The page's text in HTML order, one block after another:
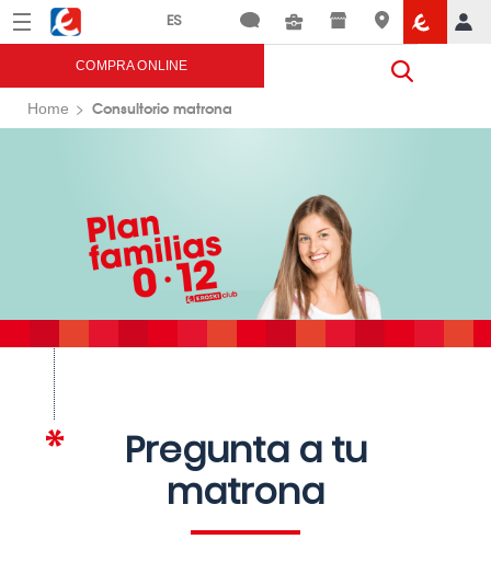
Menú Eroski
COMPRA ONLINE
Home Consultorio matrona
Pregunta a tu
matrona